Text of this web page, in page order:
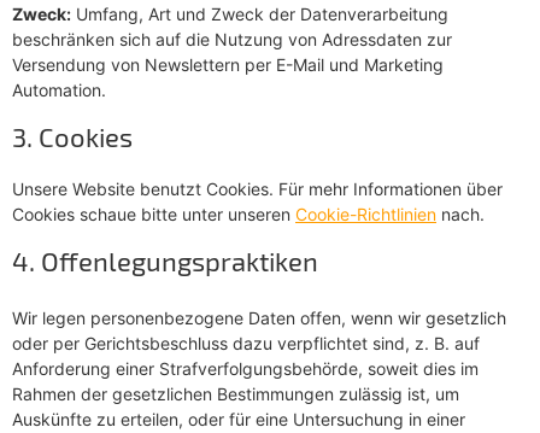
Zweck: Umfang, Art und Zweck der Datenverarbeitung
beschränken sich auf die Nutzung von Adressdaten zur
Versendung von Newslettern per E-Mail und Marketing
Automation.
3. Cookies
Unsere Website benutzt Cookies. Für mehr Informationen über
Cookies schaue bitte unter unseren Cookie-Richtlinien nach.
4. Offenlegungspraktiken
Wir legen personenbezogene Daten offen, wenn wir gesetzlich
oder per Gerichtsbeschluss dazu verpflichtet sind, z. B. auf
Anforderung einer Strafverfolgungsbehörde, soweit dies im
Rahmen der gesetzlichen Bestimmungen zulässig ist, um
Auskünfte zu erteilen, oder für eine Untersuchung in einer